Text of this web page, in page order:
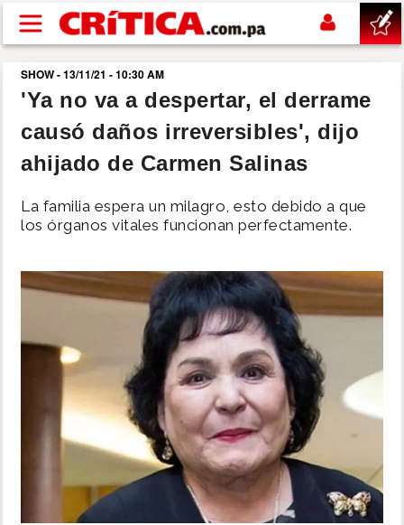
Pasar al contenido principal
buscar
SUCESOS
POLÍTICA
SHOW
INSÓLITAS
MULTIMEDIA
SHOW - 13/11/21 - 10:30 AM
'Ya no va a despertar, el derrame
causó daños irreversibles', dijo
ahijado de Carmen Salinas
La familia espera un milagro, esto debido a que
los órganos vitales funcionan perfectamente.